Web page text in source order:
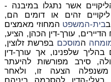
אשר נתגלו במיבנה -
זהים או דומים הם,
בית-המשפט המחוזי מאמצים
עורך-דין הכהן, הציע,
המוסכם בפרשת זלוצין,
שלפנינו, אך עורך-דין
סירב מפורשות להיעתר
הצעה זו, ולאחר
בעלי-הדין להסכמה ביניהם